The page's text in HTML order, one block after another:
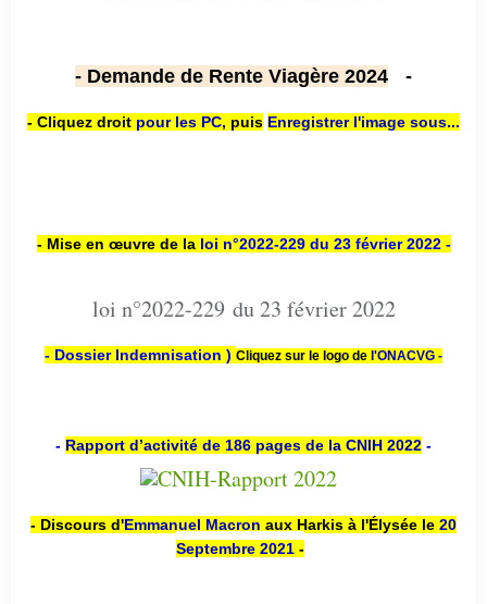
- Demande de Rente Viagère 2024 -
- Cliquez droit pour les PC, puis Enregistrer l'image sous...
- Mise en œuvre de la loi n°2022-229 du 23 février 2022 -
loi n°2022-229 du 23 février 2022
- Dossier Indemnisation ) Cliquez sur le logo de l'ONACVG -
- Rapport d’activité de 186 pages de la CNIH 2022 -
- Discours d'Emmanuel Macron aux Harkis à l'Élysée le 20
Septembre 2021 -